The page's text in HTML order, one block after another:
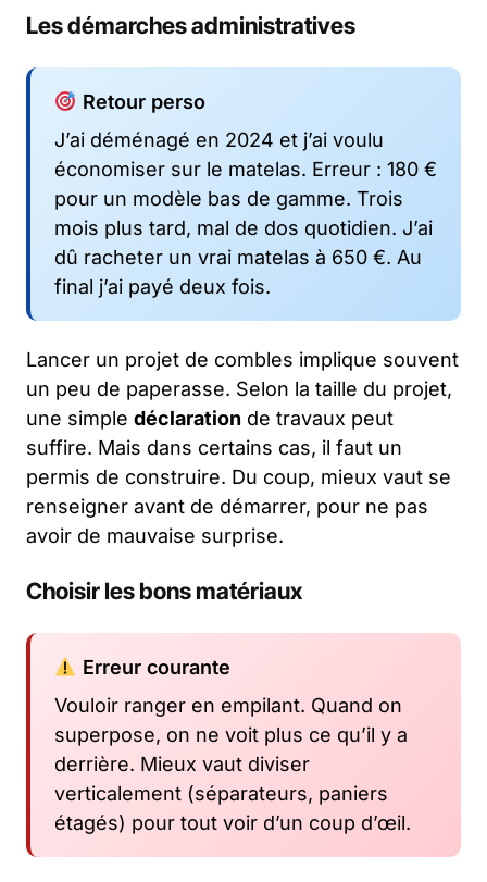
Les démarches administratives
Retour perso
J’ai déménagé en 2024 et j’ai voulu
économiser sur le matelas. Erreur : 180 €
pour un modèle bas de gamme. Trois
mois plus tard, mal de dos quotidien. J’ai
dû racheter un vrai matelas à 650 €. Au
final j’ai payé deux fois.
Lancer un projet de combles implique souvent
un peu de paperasse. Selon la taille du projet,
une simple déclaration de travaux peut
suffire. Mais dans certains cas, il faut un
permis de construire. Du coup, mieux vaut se
renseigner avant de démarrer, pour ne pas
avoir de mauvaise surprise.
Choisir les bons matériaux
Erreur courante
Vouloir ranger en empilant. Quand on
superpose, on ne voit plus ce qu’il y a
derrière. Mieux vaut diviser
verticalement (séparateurs, paniers
étagés) pour tout voir d’un coup d’œil.